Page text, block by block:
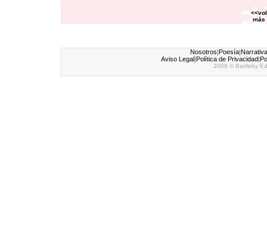
más
Nosotros|Poesía|Narrativa
Aviso Legal|Política de Privacidad|
2008 © Bartleby